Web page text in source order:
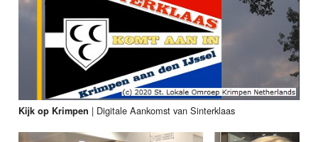
Kijk op Krimpen | Digitale Aankomst van Sinterklaas